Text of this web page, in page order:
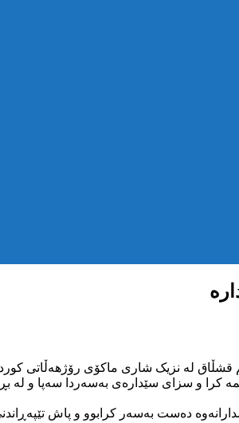
جۆزەردانی ساڵی ۱۳۶۰ی هەتاوی لە گوندی دێم قشڵاق لە